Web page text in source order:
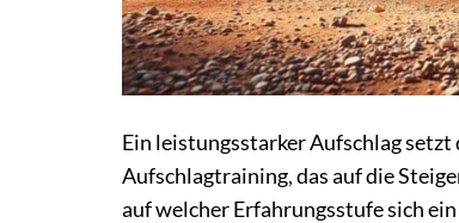
Ein leistungsstarker Aufschlag
Aufschlagtraining, das auf die
auf welcher Erfahrungsstufe sich